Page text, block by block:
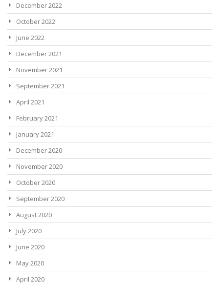
December 2022
October 2022
June 2022
December 2021
November 2021
September 2021
April 2021
February 2021
January 2021
December 2020
November 2020
October 2020
September 2020
August 2020
July 2020
June 2020
May 2020
April 2020